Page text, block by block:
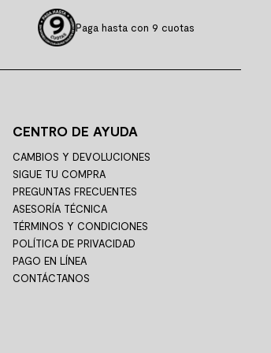
Paga hasta con 9 cuotas
CENTRO DE AYUDA
CAMBIOS Y DEVOLUCIONES
SIGUE TU COMPRA
PREGUNTAS FRECUENTES
ASESORÍA TÉCNICA
TÉRMINOS Y CONDICIONES
POLÍTICA DE PRIVACIDAD
PAGO EN LÍNEA
CONTÁCTANOS